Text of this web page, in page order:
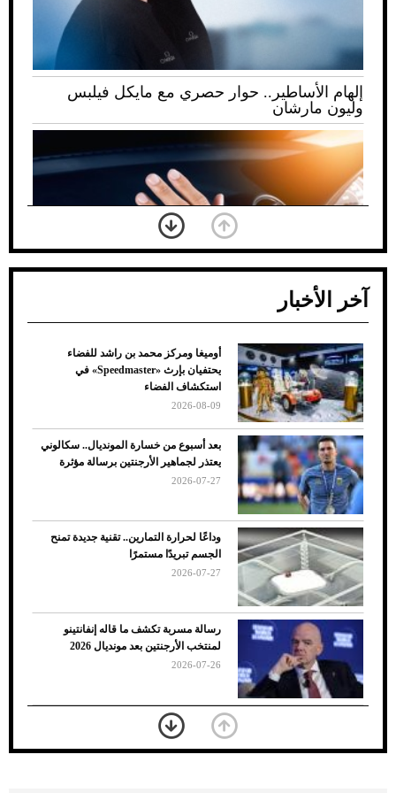
إلهام الأساطير.. حوار حصري مع مايكل فيلبس
وليون مارشان
ضعف تبريد مكيف السيارة عند الوقوف.. أشهر
الأسباب والحلول
7 نصائح لاختيار لون البنطلون المناسب للقميص
الأسود
آخر الأخبار
أوميغا ومركز محمد بن راشد للفضاء
يحتفيان بإرث «Speedmaster» في
استكشاف الفضاء
2026-08-09
بعد أسبوع من خسارة المونديال.. سكالوني
يعتذر لجماهير الأرجنتين برسالة مؤثرة
2026-07-27
وداعًا لحرارة التمارين.. تقنية جديدة تمنح
الجسم تبريدًا مستمرًا
2026-07-27
رسالة مسربة تكشف ما قاله إنفانتينو
لمنتخب الأرجنتين بعد مونديال 2026
2026-07-26
«الجوازات» تكشف طريقة استخراج رقم
الحدود للزائر عبر أبشر
2026-07-26